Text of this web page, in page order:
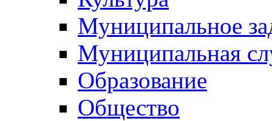
Муниципальное
Муниципальная
Образование
Общество